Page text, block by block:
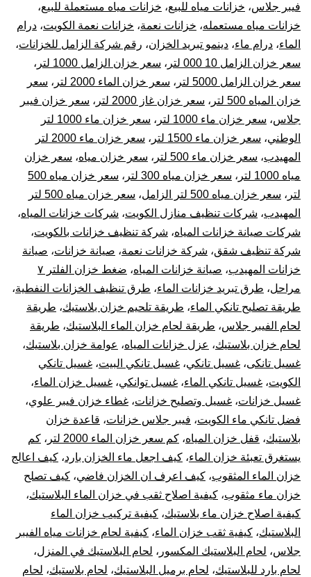
فيبر جلاس، خزانات مياه للبيع، خزانات مياه مستعملة للبيع،
خزانات مياه مستعمله، خزانات نعمة، خزانات نعمة الكويت، درام
الماء، درام ماء، دينمو تبريد الخزان، رقم شركة الزامل للخزانات،
سعر خزان الزامل 10 000 لتر
، سعر خزان الزامل 1000 لتر
،
سعر خزان الزامل 5000 لتر
، سعر خزان الماء 2000 لتر ، سعر
خزان المياه 500 لتر
، سعر خزان غاز 2000 لتر ، سعر خزان فيبر
جلاس، سعر خزان ماء 1000 لتر ،
سعر خزان ماء 1000 لتر
الوطني، سعر خزان ماء 1500 لتر ،
سعر خزان ماء 2000 لتر
المهيدب، سعر خزان ماء 500 لتر ، سعر خزان مياه، سعر خزان
مياه 1000 لتر
، سعر خزان مياه 300 لتر ،
سعر خزان مياه 500
لتر ، سعر خزان مياه 500 لتر الزامل ،
سعر خزان مياه 500 لتر
المهيدب، شركات تنظيف منازل الكويت، شركات خزانات المياه،
شركات صيانة خزانات المياه، شركة تنظيف خزانات بالكويت،
شركة تنظيف شقق، شركة خزانات نعمة، صيانة خزانات، صيانة
خزانات المهيدب، صيانة خزانات المياه،
ضغط خزان الفلتر ٧
مراحل، طرق تبريد خزانات الماء، طرق تنظيف الخزانات النفطية،
طريقة تصليح تانكي الماء، طريقة تلحيم خزان بلاستيك، طريقة
لحام الفيبر جلاس، طريقة لحام خزان الماء البلاستيك، طريقة
لحام خزان بلاستيك، عزل خزانات المياه، عوامة خزان بلاستيك،
غسيل تانكى، غسيل تانكي، غسيل تانكي البيت، غسيل تانكي
الكويت، غسيل تانكي الماء، غسيل توانكي، غسيل خزان الماء،
غسيل خزانات، غسيل وتصليح خزانات، غطاء خزان فيبر علوي،
فضل تانكي ماء الكويت، فيبر جلاس خزانات، قاعدة خزان
بلاستيك، قفل خزان المياه، كم سعر خزان الماء 2000 لتر ، كم
يستغرق تعبئة خزان الماء، كيف اجعل ماء الخزان بارد، كيف اعالج
خزان الماء المثقوب، كيف اعرف ان الخزان فاضي، كيف تصلح
خزان ماء مثقوب، كيفية اصلاح ثقب في خزان الماء البلاستيك،
كيفية اصلاح خزان ماء بلاستيك، كيفية تركيب خزان الماء
البلاستيك، كيفية ثقب خزان الماء، كيفية لحام خزانات مياه الفيبر
جلاس، لحام البلاستيك المكسور ، لحام البلاستيك في المنزل،
لحام بارد للبلاستيك، لحام برميل البلاستيك، لحام بلاستيك، لحام